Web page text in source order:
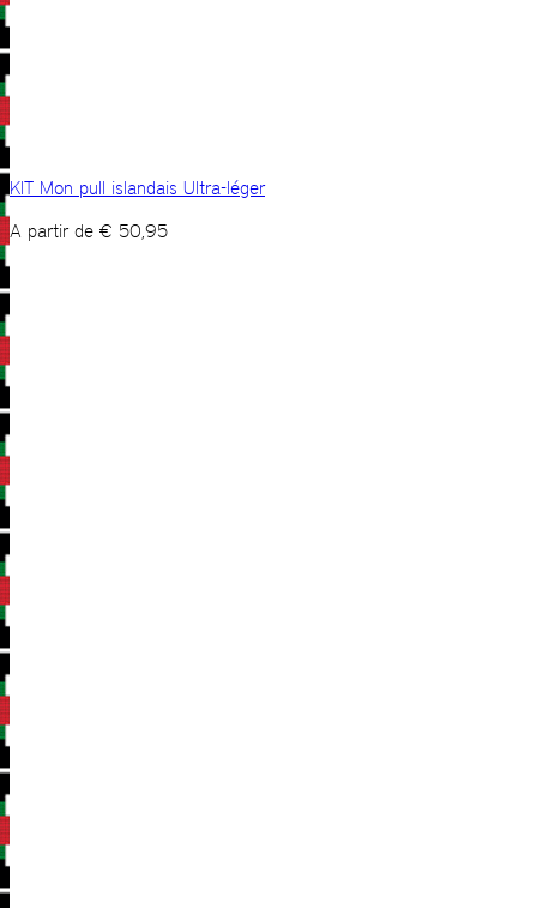
KIT Mon pull islandais Ultra-léger
A partir de € 50,95